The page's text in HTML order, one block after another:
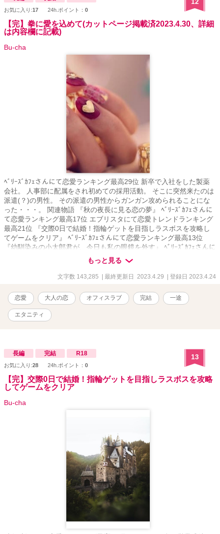
お気に入り:17 24h.ポイント： 0
【完】拳に愛を込めて(カットページ掲載済2023.4.30、詳細
は内容欄に記載)
Bu-cha
ﾍﾞﾘｰｽﾞｶﾌｪさんにて恋愛ランキング最高29位 新卒で入社をした製薬
会社。 人事部に配属をされ初めての採用活動。 そこに突然来たのは
派遣(？)の男性。 その派遣の男性からガンガン攻められることにな
った・・・。 関連物語 『秋の夜長に見る恋の夢』 ﾍﾞﾘｰｽﾞｶﾌｪさんに
て恋愛ランキング最高17位 エブリスタにて恋愛トレンドランキング
最高21位 『交際0日で結婚！指輪ゲットを目指しラスボスを攻略し
てゲームをクリア』 ﾍﾞﾘｰｽﾞｶﾌｪさんにて恋愛ランキング最高13位
『幼馴染みの小太郎君が、今日も私の眼鏡を外す』 ﾍﾞﾘｰｽﾞｶﾌｪさんに
て恋愛ランキング最高8位 『この夏、人生で初めて海にいく』 エブ
リスタさんにて恋愛トレンドランキング最高32位 『女神達が愛した
弟』 エブリスタさんにて恋愛トレンドランキング最高66位 『初めて
位 エブリスタさんにて恋愛トレンドランキング最高9位 他サイトで
のカットページ:16-15～16-17 私の物語は全てがシリーズになってお
りますが、どれを先に読んでも楽しめるかと思います。 伏線のよう
なものを回収していく物語ばかりなので、途中まではよく分からな
もっと見る
文字数 143,285 | 最終更新日 2023.4.29 | 登録日 2023.4.24
恋愛 大人の恋 オフィスラブ 完結 一途
エタニティ
長編 完結 R18
お気に入り:28 24h.ポイント： 0
13
【完】交際0日で結婚！指輪ゲットを目指しラスボスを攻略
してゲームをクリア
Bu-cha